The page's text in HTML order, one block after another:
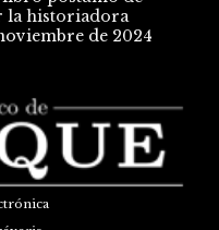
la historiadora
de 2024